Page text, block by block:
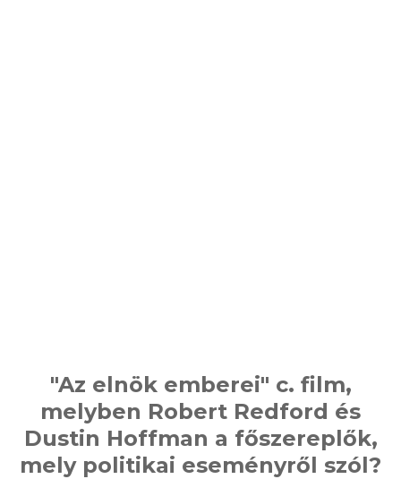
"Az elnök emberei" c. film,
melyben Robert Redford és
Dustin Hoffman a főszereplők,
mely politikai eseményről szól?